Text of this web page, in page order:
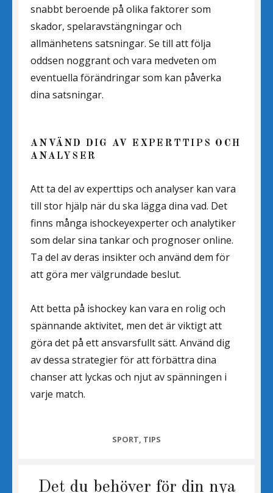
snabbt beroende på olika faktorer som
skador, spelaravstängningar och
allmänhetens satsningar. Se till att följa
oddsen noggrant och vara medveten om
eventuella förändringar som kan påverka
dina satsningar.
ANVÄND DIG AV EXPERTTIPS OCH
ANALYSER
Att ta del av experttips och analyser kan vara
till stor hjälp när du ska lägga dina vad. Det
finns många ishockeyexperter och analytiker
som delar sina tankar och prognoser online.
Ta del av deras insikter och använd dem för
att göra mer välgrundade beslut.
Att betta på ishockey kan vara en rolig och
spännande aktivitet, men det är viktigt att
göra det på ett ansvarsfullt sätt. Använd dig
av dessa strategier för att förbättra dina
chanser att lyckas och njut av spänningen i
varje match.
CATEGORIES
SPORT, TIPS
Det du behöver för din nya